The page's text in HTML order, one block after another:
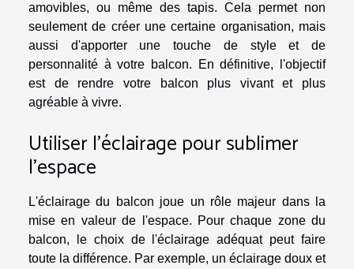
amovibles, ou même des tapis. Cela permet non
seulement de créer une certaine organisation, mais
aussi d'apporter une touche de style et de
personnalité à votre balcon. En définitive, l'objectif
est de rendre votre balcon plus vivant et plus
agréable à vivre.
Utiliser l'éclairage pour sublimer
l'espace
L'éclairage du balcon joue un rôle majeur dans la
mise en valeur de l'espace. Pour chaque zone du
balcon, le choix de l'éclairage adéquat peut faire
toute la différence. Par exemple, un éclairage doux et